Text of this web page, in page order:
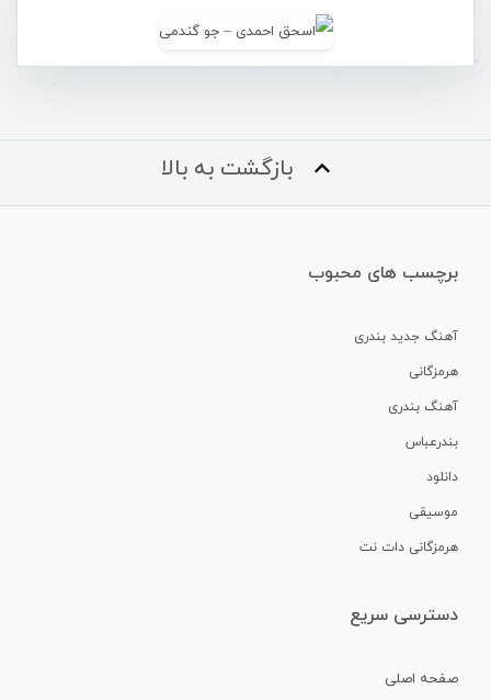
بازگشت به بالا
برچسب های محبوب
آهنگ جدید بندری
هرمزگانی
آهنگ بندری
بندرعباس
دانلود
موسیقی
هرمزگانی دات نت
دسترسی سریع
صفحه اصلی